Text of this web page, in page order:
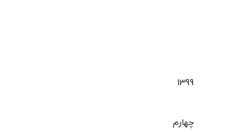
1399
چهارم